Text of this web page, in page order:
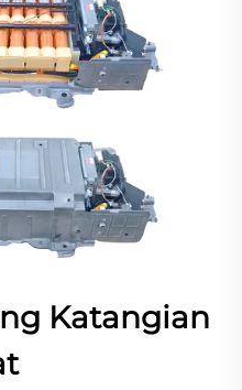
Katangian